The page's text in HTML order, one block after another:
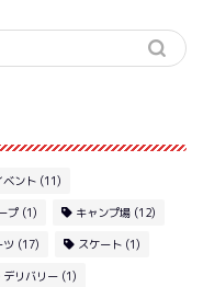
ベント (11)
プ (1) キャンプ場 (12)
ツ (17) スケート (1)
デリバリー (1)